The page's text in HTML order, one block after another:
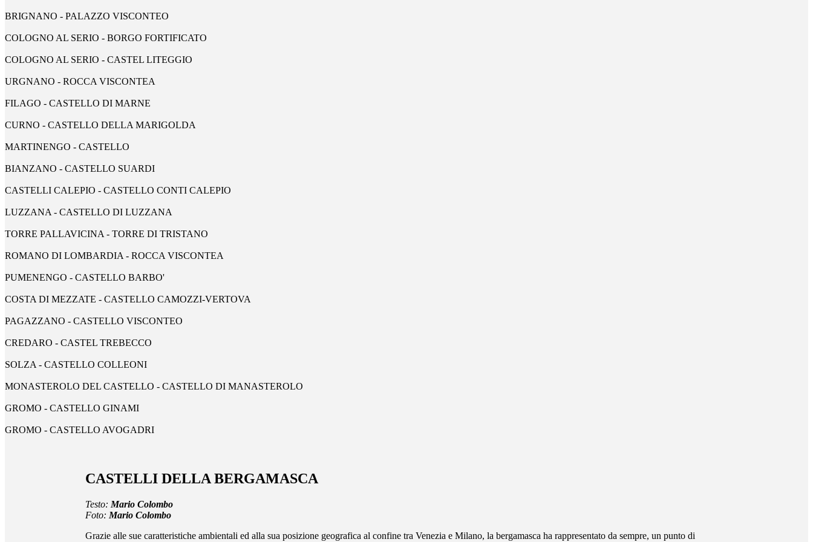
BRIGNANO - PALAZZO VISCONTEO
COLOGNO AL SERIO - BORGO FORTIFICATO
COLOGNO AL SERIO - CASTEL LITEGGIO
URGNANO - ROCCA VISCONTEA
FILAGO - CASTELLO DI MARNE
CURNO - CASTELLO DELLA MARIGOLDA
MARTINENGO - CASTELLO
BIANZANO - CASTELLO SUARDI
CASTELLI CALEPIO - CASTELLO CONTI CALEPIO
LUZZANA - CASTELLO DI LUZZANA
TORRE PALLAVICINA - TORRE DI TRISTANO
ROMANO DI LOMBARDIA - ROCCA VISCONTEA
PUMENENGO - CASTELLO BARBO'
COSTA DI MEZZATE - CASTELLO CAMOZZI-VERTOVA
PAGAZZANO - CASTELLO VISCONTEO
CREDARO - CASTEL TREBECCO
SOLZA - CASTELLO COLLEONI
MONASTEROLO DEL CASTELLO - CASTELLO DI MANASTEROLO
GROMO - CASTELLO GINAMI
GROMO - CASTELLO AVOGADRI
CASTELLI DELLA BERGAMASCA
Testo: Mario Colombo
Foto: Mario Colombo
Grazie alle sue caratteristiche ambientali ed alla sua posizione geografica al confine tra Venezia e Milano, la bergamasca ha rappresentato da sempre, un punto di